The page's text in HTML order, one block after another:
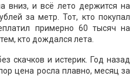
вниз, и всё лето держится на
за метр. Тот, кто покупал
примерно 60 тысяч на
кто дождался лета.
скачков и истерик. Год назад
цена росла плавно, месяц за